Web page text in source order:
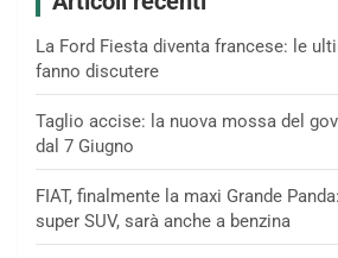
La Ford Fiesta diventa francese: le
fanno discutere
Taglio accise: la nuova mossa del
dal 7 Giugno
FIAT, finalmente la maxi Grande
super SUV, sarà anche a benzina